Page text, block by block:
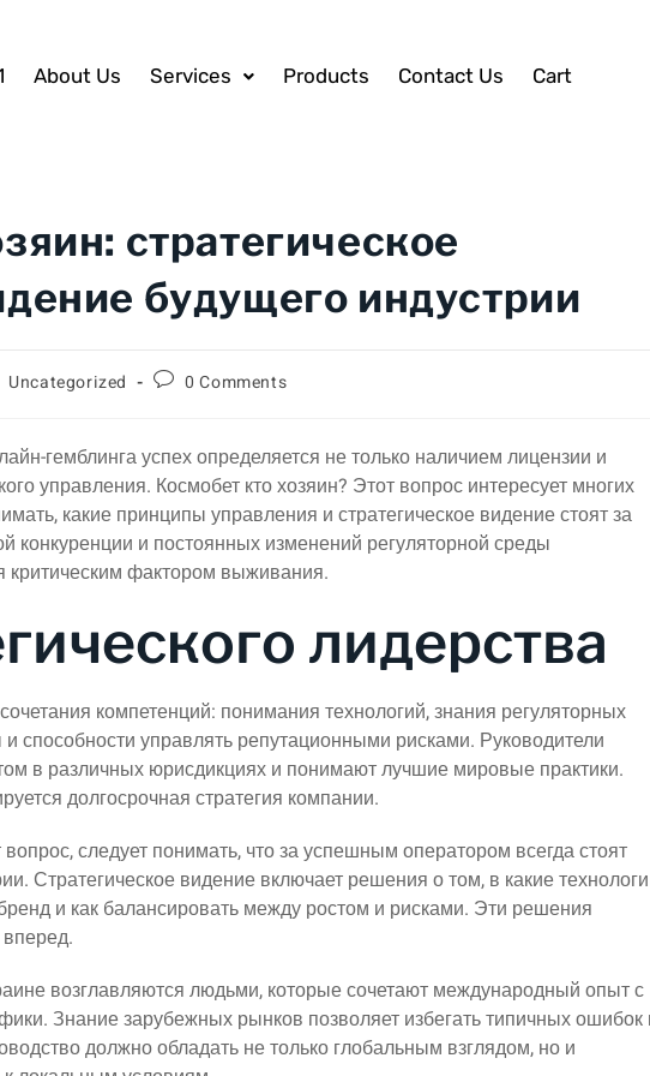
About Us Services Products Contact Us Cart
стратегическое
будущего индустрии
Uncategorized 0 Comments
гемблинга успех определяется не только наличием лицензии и
управления. Космобет кто хозяин? Этот вопрос интересует многих
какие принципы управления и стратегическое видение стоят за
конкуренции и постоянных изменений регуляторной среды
критическим фактором выживания.
лидерства
компетенций: понимания технологий, знания регуляторных
способности управлять репутационными рисками. Руководители
в различных юрисдикциях и понимают лучшие мировые практики.
долгосрочная стратегия компании.
следует понимать, что за успешным оператором всегда стоят
Стратегическое видение включает решения о том, в какие
и как балансировать между ростом и рисками. Эти решения
возглавляются людьми, которые сочетают международный опыт с
Знание зарубежных рынков позволяет избегать типичных ошибок
должно обладать не только глобальным взглядом, но и